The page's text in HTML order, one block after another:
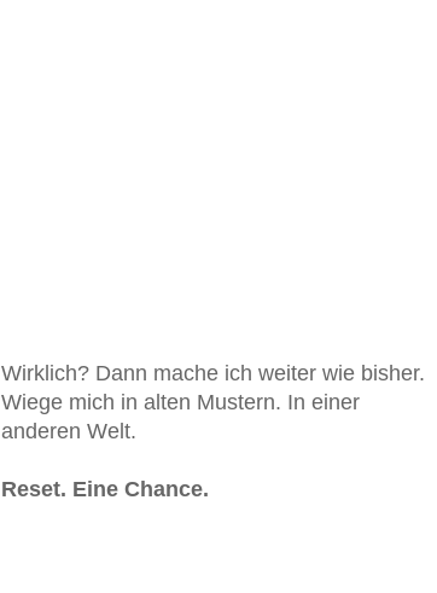
Wirklich? Dann mache ich weiter wie bisher.
Wiege mich in alten Mustern. In einer
anderen Welt.
Reset. Eine Chance.